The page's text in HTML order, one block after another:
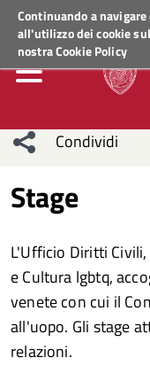
Continuando a
all'utilizzo dei cookie
nostraCookie Policy
Regione VenetoACCEDI
Condividi
network
Condividi
Stage
L'Ufficio Diritti
e Cultura lgbtq,
venete con cui il
all'uopo. Gli stage
relazioni.